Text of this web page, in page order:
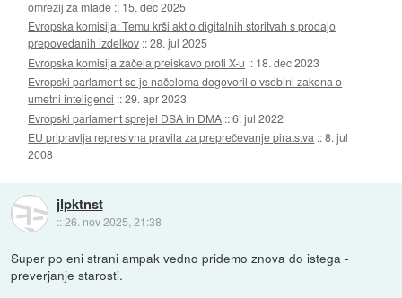
omrežij za mlade :: 15. dec 2025
Evropska komisija: Temu krši akt o digitalnih storitvah s prodajo
prepovedanih izdelkov ::28. jul 2025
Evropska komisija začela preiskavo proti X-u :: 18. dec 2023
Evropski parlament se je načeloma dogovoril o vsebini zakona o
umetni inteligenci ::29. apr 2023
Evropski parlament sprejel DSA in DMA ::6. jul 2022
EU pripravlja represivna pravila za preprečevanje piratstva ::8. jul
2008
jlpktnst
::26. nov 2025, 21:38
Super po eni strani ampak vedno pridemo znova do istega -
preverjanje starosti.